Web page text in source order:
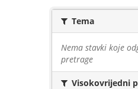
Tema
Nema stavki koje
pretrage
Visokovrijedni